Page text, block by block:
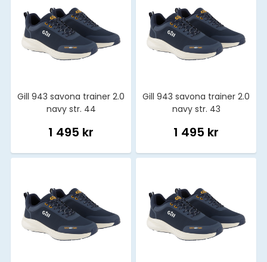
Gill 943 savona trainer 2.0
navy str. 44
1 495 kr
Gill 943 savona trainer 2.0
navy str. 43
1 495 kr